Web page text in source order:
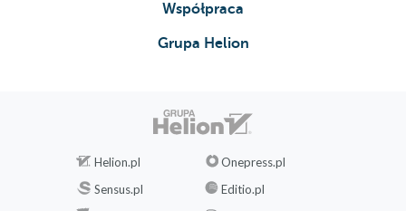
Współpraca
Grupa Helion
Helion.pl
Onepress.pl
Sensus.pl
Editio.pl